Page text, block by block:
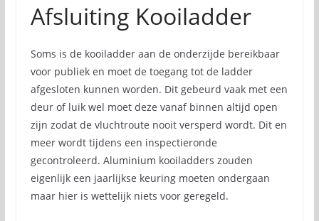
Afsluiting Kooiladder
Soms is de kooiladder aan de onderzijde bereikbaar
voor publiek en moet de toegang tot de ladder
afgesloten kunnen worden. Dit gebeurd vaak met een
deur of luik wel moet deze vanaf binnen altijd open
zijn zodat de vluchtroute nooit versperd wordt. Dit en
meer wordt tijdens een inspectieronde
gecontroleerd. Aluminium kooiladders zouden
eigenlijk een jaarlijkse keuring moeten ondergaan
maar hier is wettelijk niets voor geregeld.